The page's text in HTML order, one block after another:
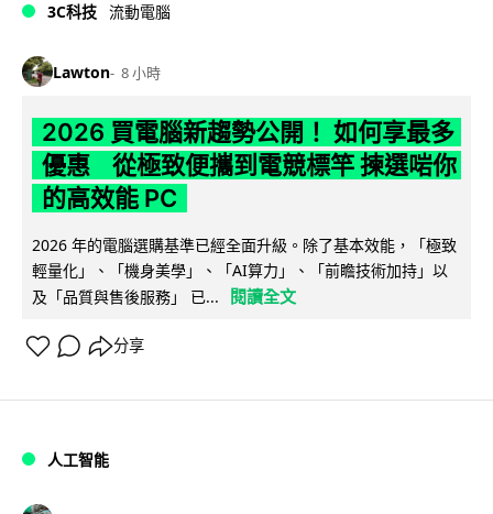
3C科技 流動電腦
Lawton 8 小時
2026 買電腦新趨勢公開！ 如何享最多
優惠 從極致便攜到電競標竿 揀選啱你
的高效能 PC
2026 年的電腦選購基準已經全面升級。除了基本效能，「極致
輕量化」、「機身美學」、「AI算力」、「前瞻技術加持」以
及「品質與售後服務」 已...
閱讀全文
分享
人工智能